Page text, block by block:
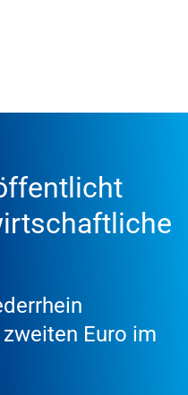
Euro im